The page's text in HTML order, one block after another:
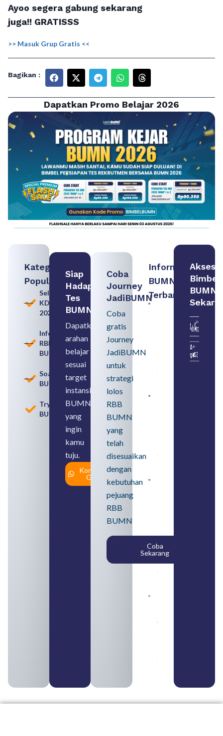
Ayoo segera gabung sekarang
juga!! GRATISSS
>> Masuk Grup Gratis <<
Bagikan :
Dapatkan Promo Belajar 2026
Kategori
Populer
Seleksi
KDKMP
2026
Informasi
RBB
BUMN
Soal
BUMN
Tryout
BUMN
Siap
Hadapi
Tes
BUMN
Dapatkan
arahan
belajar
sesuai
target
instansi
BUMN
yang
ingin
kamu
tuju.
Konsultasi
Gratis
Coba
Journey
JadiBUMN
Coba
gratis
Journey
JadiBUMN
untuk
strategi
lolos
RBB
BUMN
yang
telah
disesuaikan
dengan
kebutuhan
pejuang
RBB
BUMN
Coba
Sekarang
Informasi
BUMN
Terbaru:
Persiapan
Seleksi
Rekrutmen
Memahami
August 8,
2026
August 6,
2026
SMA
Syarat,
Posisi,
dan
Cara
Daftar
August 5,
2026
yang
August 4,
2026
Akses
Bimbel
BUMN